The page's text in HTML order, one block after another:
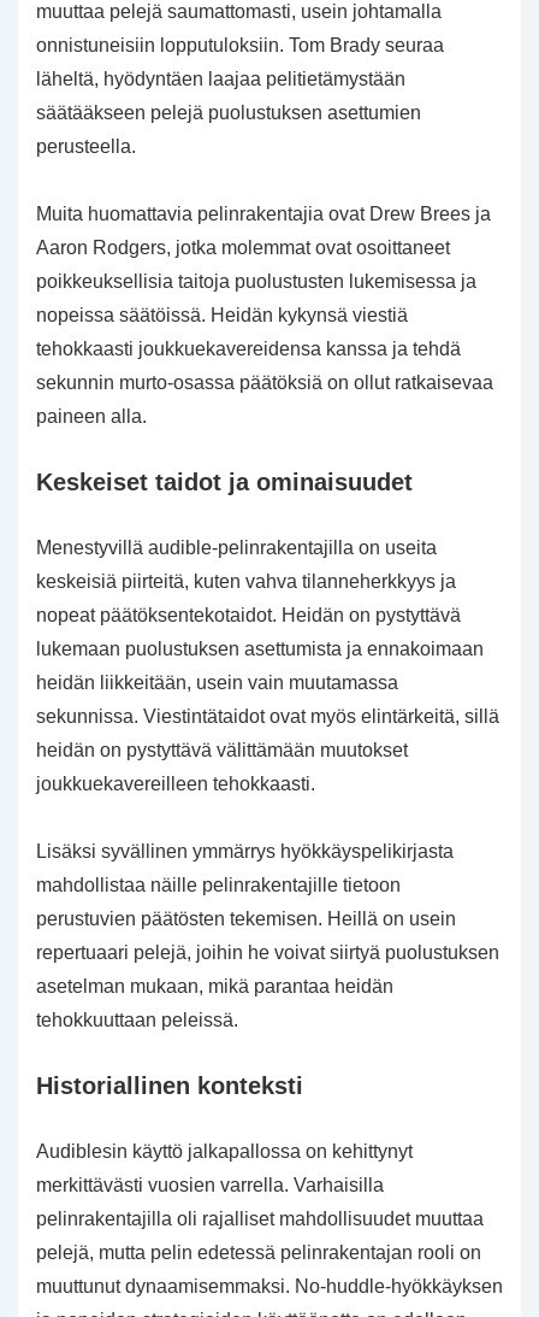
muuttaa pelejä saumattomasti, usein johtamalla
onnistuneisiin lopputuloksiin. Tom Brady seuraa
läheltä, hyödyntäen laajaa pelitietämystään
säätääkseen pelejä puolustuksen asettumien
perusteella.
Muita huomattavia pelinrakentajia ovat Drew Brees ja
Aaron Rodgers, jotka molemmat ovat osoittaneet
poikkeuksellisia taitoja puolustusten lukemisessa ja
nopeissa säätöissä. Heidän kykynsä viestiä
tehokkaasti joukkuekavereidensa kanssa ja tehdä
sekunnin murto-osassa päätöksiä on ollut ratkaisevaa
paineen alla.
Keskeiset taidot ja ominaisuudet
Menestyvillä audible-pelinrakentajilla on useita
keskeisiä piirteitä, kuten vahva tilanneherkkyys ja
nopeat päätöksentekotaidot. Heidän on pystyttävä
lukemaan puolustuksen asettumista ja ennakoimaan
heidän liikkeitään, usein vain muutamassa
sekunnissa. Viestintätaidot ovat myös elintärkeitä, sillä
heidän on pystyttävä välittämään muutokset
joukkuekavereilleen tehokkaasti.
Lisäksi syvällinen ymmärrys hyökkäyspelikirjasta
mahdollistaa näille pelinrakentajille tietoon
perustuvien päätösten tekemisen. Heillä on usein
repertuaari pelejä, joihin he voivat siirtyä puolustuksen
asetelman mukaan, mikä parantaa heidän
tehokkuuttaan peleissä.
Historiallinen konteksti
Audiblesin käyttö jalkapallossa on kehittynyt
merkittävästi vuosien varrella. Varhaisilla
pelinrakentajilla oli rajalliset mahdollisuudet muuttaa
pelejä, mutta pelin edetessä pelinrakentajan rooli on
muuttunut dynaamisemmaksi. No-huddle-hyökkäyksen